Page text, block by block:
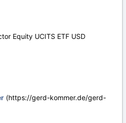
Equity UCITS ETF USD
(https://gerd-kommer.de/gerd-